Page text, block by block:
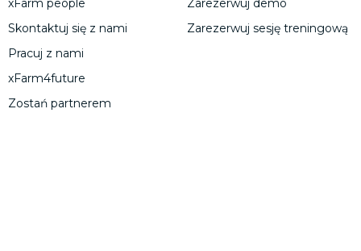
xFarm people
Skontaktuj się z nami
Pracuj z nami
xFarm4future
Zostań partnerem
Zarezerwuj demo
Zarezerwuj sesję treningową